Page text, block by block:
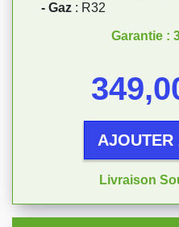
- Gaz : R32
Garantie :
AJOUTER
Livraison